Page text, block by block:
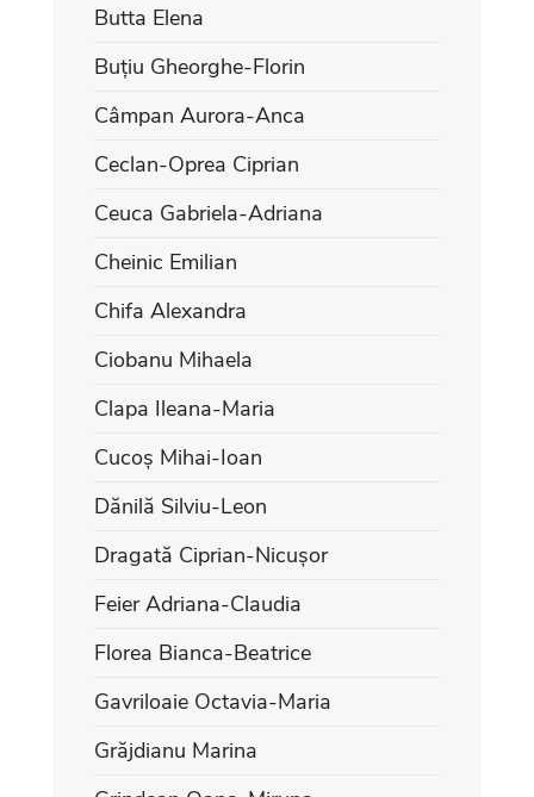
Butta Elena
Buțiu Gheorghe-Florin
Câmpan Aurora-Anca
Ceclan-Oprea Ciprian
Ceuca Gabriela-Adriana
Cheinic Emilian
Chifa Alexandra
Ciobanu Mihaela
Clapa Ileana-Maria
Cucoș Mihai-Ioan
Dănilă Silviu-Leon
Dragată Ciprian-Nicușor
Feier Adriana-Claudia
Florea Bianca-Beatrice
Gavriloaie Octavia-Maria
Grăjdianu Marina